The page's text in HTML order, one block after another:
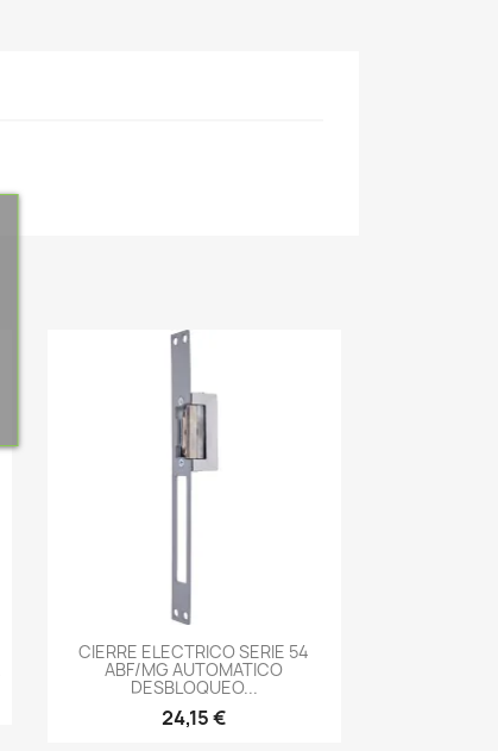
-->
CIERRE ELECTRICO SERIE 54
ABF/MG AUTOMATICO
DESBLOQUEO...
24,15 €